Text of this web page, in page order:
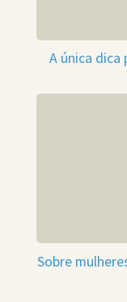
A única dica
Sobre